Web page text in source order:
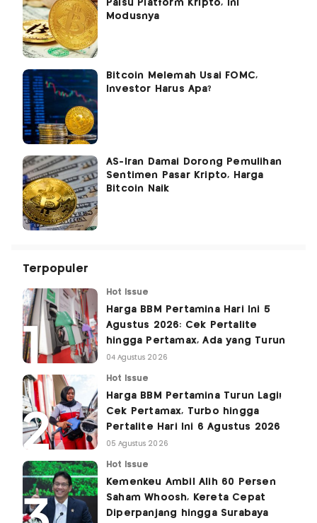
Palsu Platform Kripto, Ini
Modusnya
Bitcoin Melemah Usai FOMC,
Investor Harus Apa?
AS-Iran Damai Dorong Pemulihan
Sentimen Pasar Kripto, Harga
Bitcoin Naik
Terpopuler
Hot Issue
Harga BBM Pertamina Hari Ini 5
Agustus 2026: Cek Pertalite
hingga Pertamax, Ada yang Turun
04 Agustus 2026
Hot Issue
Harga BBM Pertamina Turun Lagi!
Cek Pertamax, Turbo hingga
Pertalite Hari Ini 6 Agustus 2026
05 Agustus 2026
Hot Issue
Kemenkeu Ambil Alih 60 Persen
Saham Whoosh, Kereta Cepat
Diperpanjang hingga Surabaya